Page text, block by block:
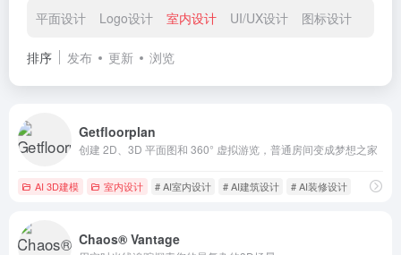
平面设计 Logo设计 室内设计 UI/UX设计 图标设计
排序 发布 更新 浏览
Getfloorplan
创建 2D、3D 平面图和 360° 虚拟游览，普通房间变成梦想之家
AI 3D建模 室内设计 # AI室内设计 # AI建筑设计 # AI装修设计
Chaos® Vantage